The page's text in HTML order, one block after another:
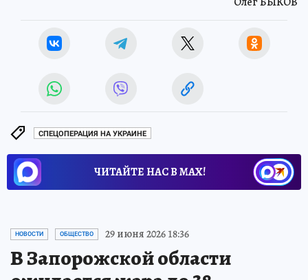
СПЕЦОПЕРАЦИЯ НА УКРАИНЕ
ЧИТАЙТЕ НАС В МАХ!
НОВОСТИ ОБЩЕСТВО 29 июня 2026 18:36
В Запорожской области